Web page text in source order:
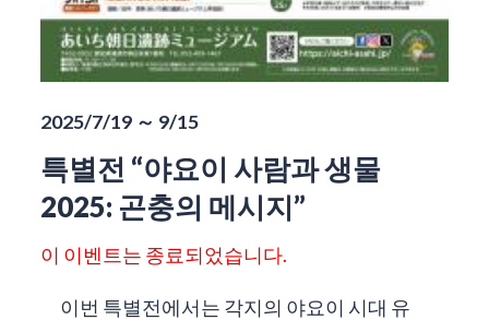
2025/7/19 ～ 9/15
특별전 “야요이 사람과 생물
2025: 곤충의 메시지”
이 이벤트는 종료되었습니다.
이번 특별전에서는 각지의 야요이 시대 유